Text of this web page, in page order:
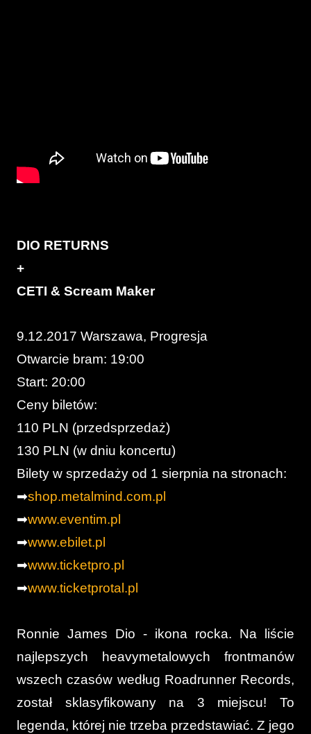
DIO RETURNS
+
CETI & Scream Maker
9.12.2017 Warszawa, Progresja
Otwarcie bram: 19:00
Start: 20:00
Ceny biletów:
110 PLN (przedsprzedaż)
130 PLN (w dniu koncertu)
Bilety w sprzedaży od 1 sierpnia na stronach:
➡shop.metalmind.com.pl
➡www.eventim.pl
➡www.ebilet.pl
➡www.ticketpro.pl
➡www.ticketprotal.pl
Ronnie James Dio - ikona rocka. Na liście
najlepszych heavymetalowych frontmanów
wszech czasów według Roadrunner Records,
został sklasyfikowany na 3 miejscu! To
legenda, której nie trzeba przedstawiać. Z jego